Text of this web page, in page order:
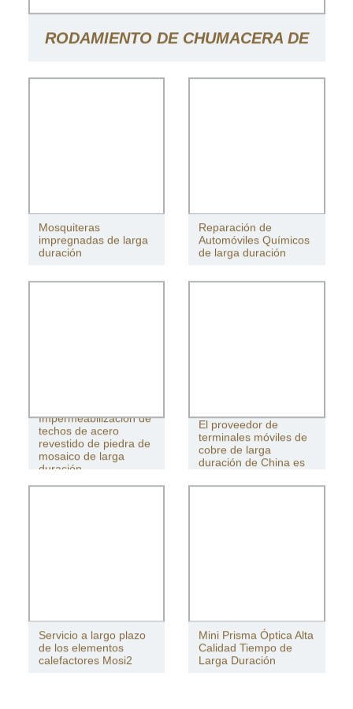
RODAMIENTO DE CHUMACERA DE
AUTOMÓVILES
Mosquiteras
impregnadas de larga
duración
Reparación de
Automóviles Químicos
de larga duración
Impermeabilización de
techos de acero
revestido de piedra de
mosaico de larga
duración
El proveedor de
terminales móviles de
cobre de larga
duración de China es
Servicio a largo plazo
de los elementos
calefactores Mosi2
Mini Prisma Óptica Alta
Calidad Tiempo de
Larga Duración